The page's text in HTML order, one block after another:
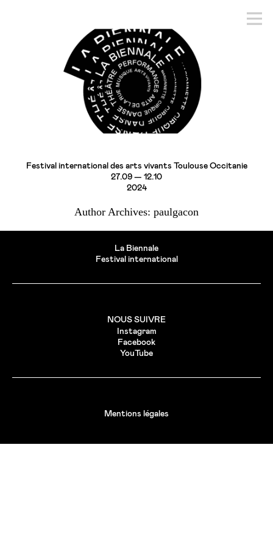
Festival international des arts vivants Toulouse Occitanie
27.09 — 12.10
2024
Author Archives: paulgacon
La Biennale
Festival international
NOUS SUIVRE
Instagram
Facebook
YouTube
Mentions légales